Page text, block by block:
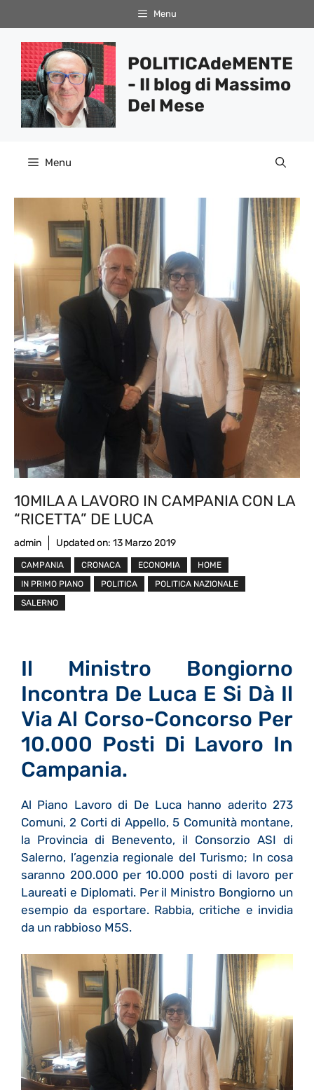
al
contenuto
Menu
POLITICAdeMENTE
- Il blog di Massimo
Del Mese
Menu
10MILA A LAVORO IN CAMPANIA CON LA
“RICETTA” DE LUCA
admin Updated on: 13 Marzo 2019
CAMPANIA CRONACA ECONOMIA
HOME
IN PRIMO PIANO
POLITICA
POLITICA NAZIONALE
SALERNO
Il Ministro Bongiorno
Incontra De Luca E Si Dà Il
Via Al Corso-Concorso Per
10.000 Posti Di Lavoro In
Campania.
Al Piano Lavoro di De Luca hanno aderito 273
Comuni, 2 Corti di Appello, 5 Comunità montane,
la Provincia di Benevento, il Consorzio ASI di
Salerno, l’agenzia regionale del Turismo; In cosa
saranno 200.000 per 10.000 posti di lavoro per
Laureati e Diplomati. Per il Ministro Bongiorno un
esempio da esportare. Rabbia, critiche e invidia
da un rabbioso M5S.